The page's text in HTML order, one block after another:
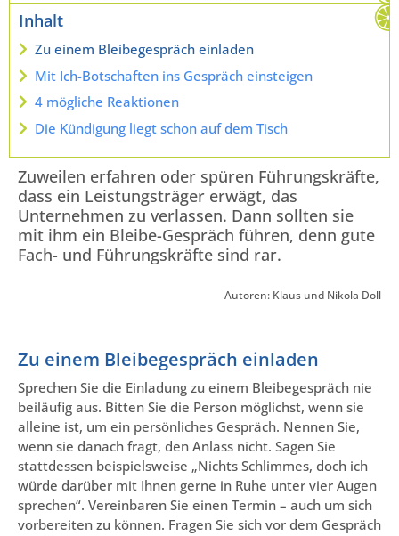
Inhalt
Zu einem Bleibegespräch einladen
Mit Ich-Botschaften ins Gespräch einsteigen
4 mögliche Reaktionen
Die Kündigung liegt schon auf dem Tisch
Zuweilen erfahren oder spüren Führungskräfte,
dass ein Leistungsträger erwägt, das
Unternehmen zu verlassen. Dann sollten sie
mit ihm ein Bleibe-Gespräch führen, denn gute
Fach- und Führungskräfte sind rar.
Autoren: Klaus und Nikola Doll
Zu einem Bleibegespräch einladen
Sprechen Sie die Einladung zu einem Bleibegespräch nie
beiläufig aus. Bitten Sie die Person möglichst, wenn sie
alleine ist, um ein persönliches Gespräch. Nennen Sie,
wenn sie danach fragt, den Anlass nicht. Sagen Sie
stattdessen beispielsweise „Nichts Schlimmes, doch ich
würde darüber mit Ihnen gerne in Ruhe unter vier Augen
sprechen“. Vereinbaren Sie einen Termin – auch um sich
vorbereiten zu können. Fragen Sie sich vor dem Gespräch